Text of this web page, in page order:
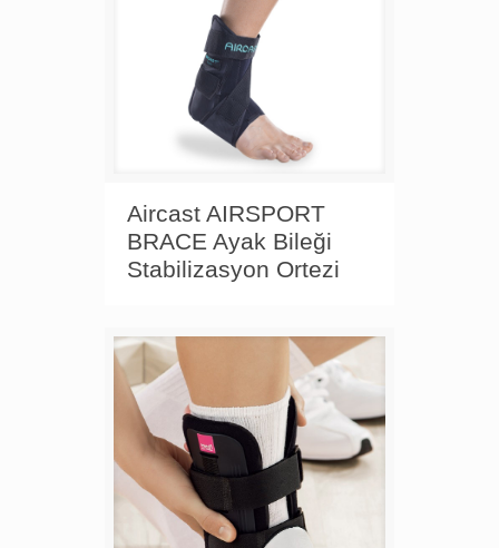
Aircast AIRSPORT
BRACE Ayak Bileği
Stabilizasyon Ortezi